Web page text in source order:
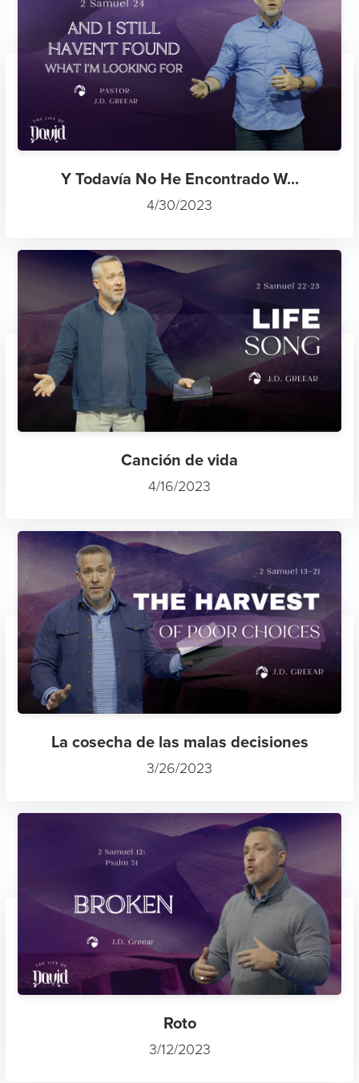
Y Todavía No He Encontrado W...
4/30/2023
Canción de vida
4/16/2023
La cosecha de las malas decisiones
3/26/2023
Roto
3/12/2023